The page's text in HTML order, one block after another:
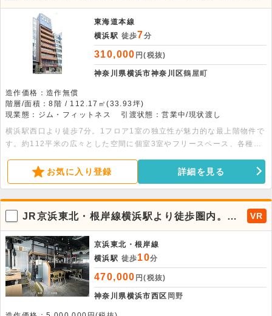
舗・事務所スペース
東海道本線
横浜駅 徒歩7分
310,000 円(税抜)
神奈川県横浜市神奈川区鶴屋町
造作価格：造作無償
階層/面積：8階 / 112.17㎡(33.93坪)
現業態：ジム・フィットネス
引渡状態：営業中/現状渡し
横浜駅西口より徒歩7分。1フロア1室の独立性が魅力的な最上階物件で
す。約112平米の広々とした空間に個室3室やフリースペース、各種設
造作も自由度高く対応可能。ぜひお気軽にお問い合わせください！ ※
エレベーターは7階まで
お気に入り登録 詳細を見る
JR京浜東北・根岸線横浜駅より徒歩圏内。間
口10M以上、なかなか出ない1階路面の焼肉居
抜き物件！
VR
京浜東北・根岸線
横浜駅 徒歩10分
470,000 円(税抜)
神奈川県横浜市西区 岡野